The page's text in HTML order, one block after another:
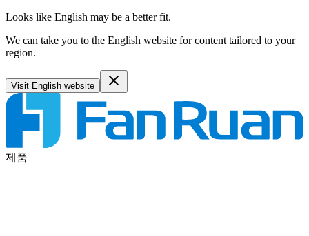
Looks like English may be a better fit.
We can take you to the English website for content tailored to your
region.
Visit English website
제품